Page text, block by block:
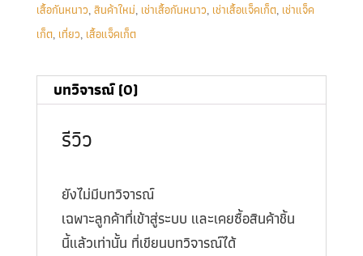
เสื้อกันหนาว,สินค้าใหม่, เช่าเสื้อกันหนาว, เช่าเสื้อแจ็คเก็ต, เช่าแจ็ค
เก็ต, เที่ยว, เสื้อแจ็คเก็ต
บทวิจารณ์ (0)
รีวิว
ยังไม่มีบทวิจารณ์
เฉพาะลูกค้าที่เข้าสู่ระบบ และเคยซื้อสินค้าชิ้น
นี้แล้วเท่านั้น ที่เขียนบทวิจารณ์ได้